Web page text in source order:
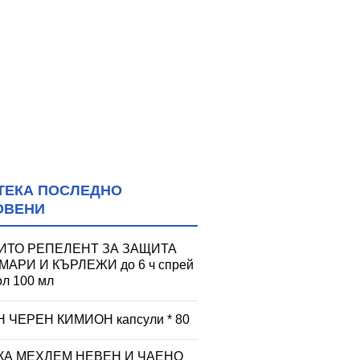
ПОСЛЕДНО
РЕПЕЛЕНТ ЗА ЗАЩИТА
И КЪРЛЕЖИ до 6 ч спрей
100 мл
ЧЕРЕН КИМИОН капсули * 80
МЕХЛЕМ НЕВЕН И ЧАЕНО